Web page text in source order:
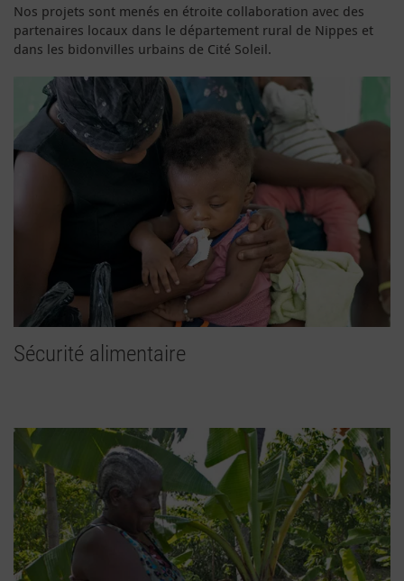
Nos projets sont menés en étroite collaboration avec des
partenaires locaux dans le département rural de Nippes et
dans les bidonvilles urbains de Cité Soleil.
Sécurité alimentaire